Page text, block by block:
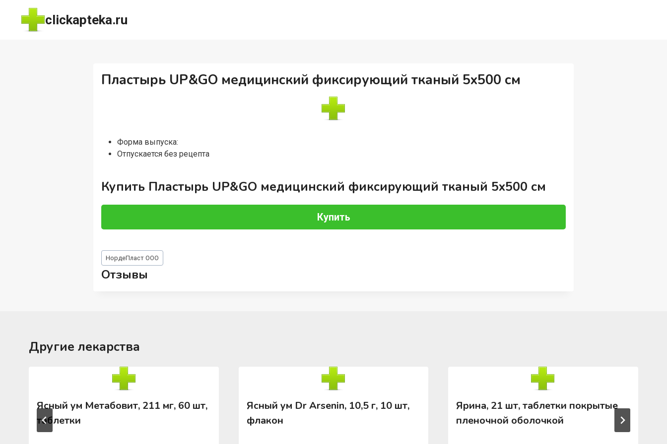
Перейти
содержимому
clickapteka.ru
Пластырь UP&GO медицинский фиксирующий тканый 5х500 см
Форма выпуска:
Отпускается без рецепта
Купить Пластырь UP&GO медицинский фиксирующий тканый 5х500 см
Купить
Метки
записи:
НордеПласт ООО
Отзывы
Другие лекарства
Ясный ум Метабовит, 211 мг, 60 шт,
таблетки
Ясный ум Dr Arsenin, 10,5 г, 10 шт,
флакон
Ярина, 21 шт, таблетки покрытые
пленочной оболочкой